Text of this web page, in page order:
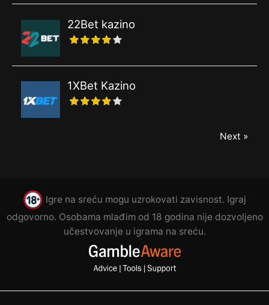
22Bet kazino
1XBet Kazino
Next »
Igre na sreću mogu uzrokovati zavisnost. Igraj
odgovorno. Osobama mlađim od 18 godina nije dozvoljeno
učestvovanje u igrama na sreću.